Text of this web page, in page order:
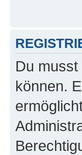
Du
können.